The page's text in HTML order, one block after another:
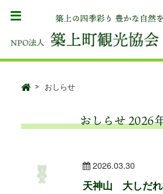
おしらせ
おしらせ 2026
2026.03.30
天神山 大しだ